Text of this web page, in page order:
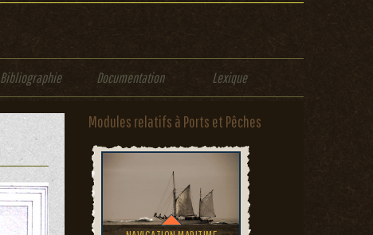
Bibliographie Documentation Lexique
Modules relatifs à Ports et Pêches